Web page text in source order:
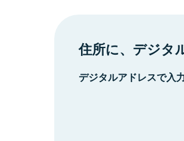
住所に、デジタ
デジタルアドレスで入